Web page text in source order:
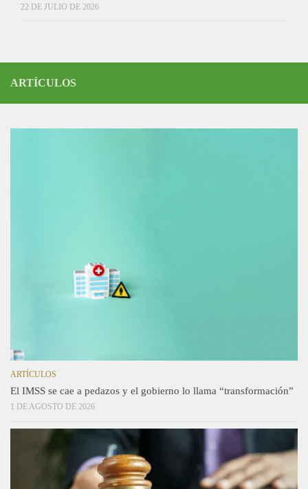
22 DE JULIO DE 2026
ARTÍCULOS
ARTÍCULOS
El IMSS se cae a pedazos y el gobierno lo llama “transformación”
1 DE AGOSTO DE 2026